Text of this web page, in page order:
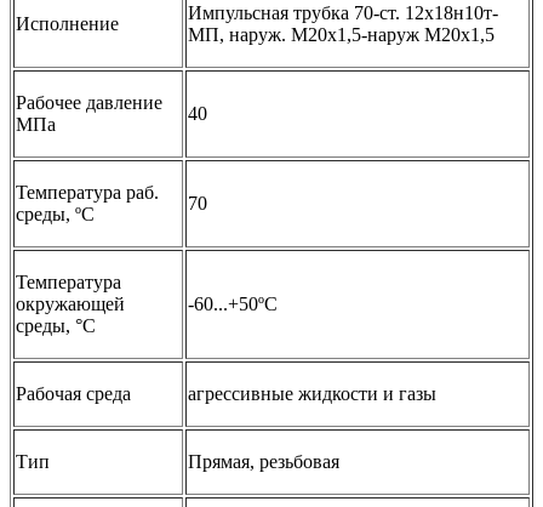
Исполнение
Импульсная трубка 70-ст. 12х18н10т-
МП, наруж. М20х1,5-наруж М20х1,5
Рабочее давление
МПа
40
Температура раб.
среды, ºС
70
Температура
окружающей
среды, °C
-60...+50ºС
Рабочая среда агрессивные жидкости и газы
Тип Прямая, резьбовая